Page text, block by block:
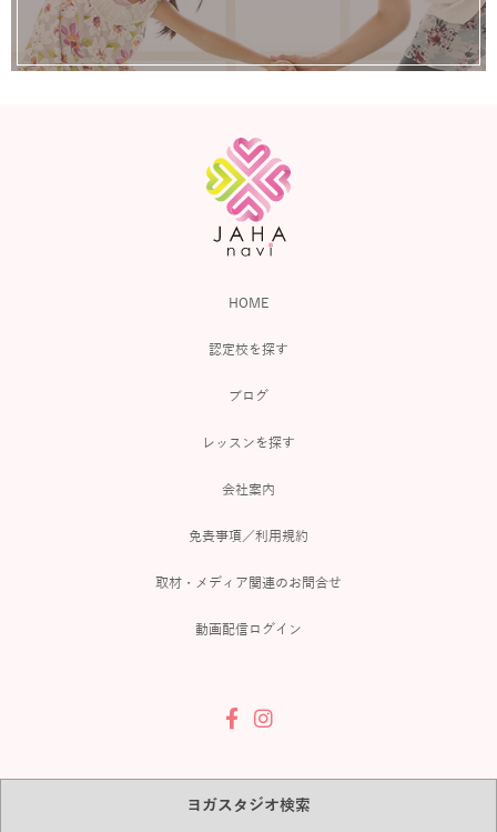
HOME
認定校を探す
ブログ
レッスンを探す
会社案内
免責事項／利用規約
取材・メディア関連のお問合せ
動画配信ログイン
ヨガスタジオ検索